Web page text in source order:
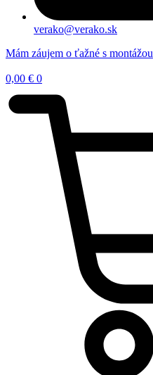
verako@verako.sk
Mám záujem o ťažné s montážou
0,00 € 0